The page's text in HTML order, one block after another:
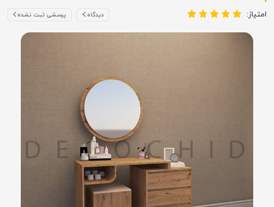
امتیاز: دیدگاه پرسشی ثبت نشده